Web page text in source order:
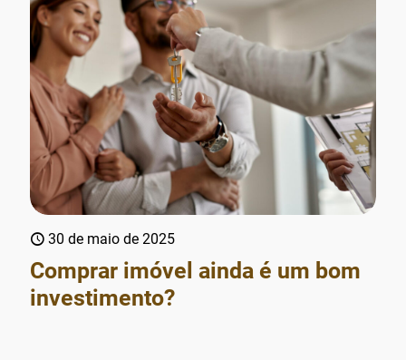
30 de maio de 2025
Comprar imóvel ainda é um bom
investimento?